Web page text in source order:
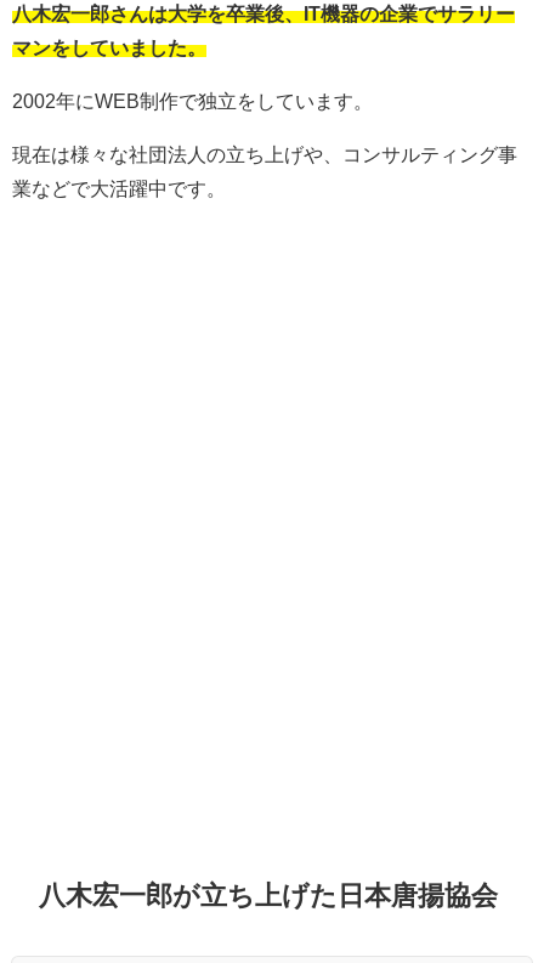
八木宏一郎さんは大学を卒業後、IT機器の企業でサラリー
マンをしていました。
2002年にWEB制作で独立をしています。
現在は様々な社団法人の立ち上げや、コンサルティング事
業などで大活躍中です。
八木宏一郎が立ち上げた日本唐揚協会